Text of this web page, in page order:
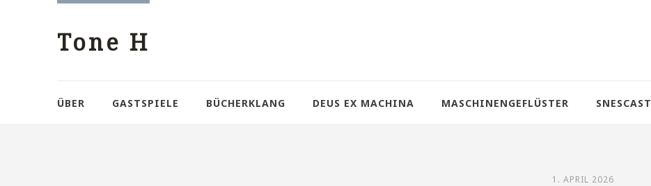
Tone H
ÜBER GASTSPIELE BÜCHERKLANG DEUS EX MACHINA MASCHINENGEFLÜSTER SNESCAST
1. APRIL 2026